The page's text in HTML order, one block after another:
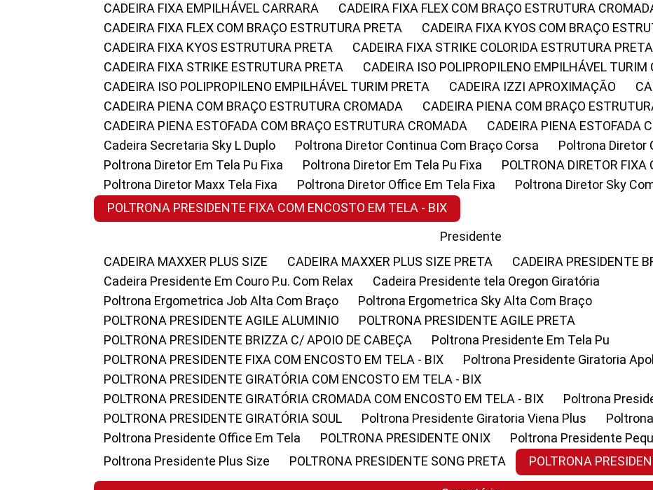
CADEIRA FIXA EMPILHÁVEL CARRARA
CADEIRA FIXA FLEX COM BRAÇO ESTRUTURA
CADEIRA FIXA FLEX COM BRAÇO ESTRUTURA PRETA
CADEIRA FIXA KYOS COM BRAÇO
CADEIRA FIXA KYOS ESTRUTURA PRETA
CADEIRA FIXA STRIKE COLORIDA ESTRUTURA PRETA
CADEIRA FIXA STRIKE ESTRUTURA PRETA
CADEIRA ISO POLIPROPILENO EMPILHÁVEL TURIM
CADEIRA ISO POLIPROPILENO EMPILHÁVEL TURIM PRETA
CADEIRA IZZI APROXIMAÇÃO
CADEIRA PIENA COM BRAÇO ESTRUTURA CROMADA
CADEIRA PIENA COM BRAÇO
CADEIRA PIENA ESTOFADA COM BRAÇO ESTRUTURA CROMADA
CADEIRA PIENA ESTOFADA
Cadeira Secretaria Sky L Duplo
Poltrona Diretor Continua Com Braço Corsa
Poltrona
Poltrona Diretor Em Tela Pu Fixa
Poltrona Diretor Em Tela Pu Fixa
POLTRONA DIRETOR FIXA
Poltrona Diretor Maxx Tela Fixa
Poltrona Diretor Office Em Tela Fixa
Poltrona Diretor Sky
POLTRONA PRESIDENTE FIXA COM ENCOSTO EM TELA - BIX
Presidente
CADEIRA MAXXER PLUS SIZE
CADEIRA MAXXER PLUS SIZE PRETA
CADEIRA PRESIDENTE
Cadeira Presidente Em Couro P.u. Com Relax
Cadeira Presidente tela Oregon Giratória
Poltrona Ergometrica Job Alta Com Braço
Poltrona Ergometrica Sky Alta Com Braço
POLTRONA PRESIDENTE AGILE ALUMINIO
POLTRONA PRESIDENTE AGILE PRETA
POLTRONA PRESIDENTE BRIZZA C/ APOIO DE CABEÇA
Poltrona Presidente Em Tela Pu
POLTRONA PRESIDENTE FIXA COM ENCOSTO EM TELA - BIX
Poltrona Presidente Giratoria
POLTRONA PRESIDENTE GIRATÓRIA COM ENCOSTO EM TELA - BIX
POLTRONA PRESIDENTE GIRATÓRIA CROMADA COM ENCOSTO EM TELA - BIX
Poltrona
POLTRONA PRESIDENTE GIRATÓRIA SOUL
Poltrona Presidente Giratoria Viena Plus
Poltrona Presidente Office Em Tela
POLTRONA PRESIDENTE ONIX
Poltrona Presidente
Poltrona Presidente Plus Size
POLTRONA PRESIDENTE SONG PRETA POLTRONA